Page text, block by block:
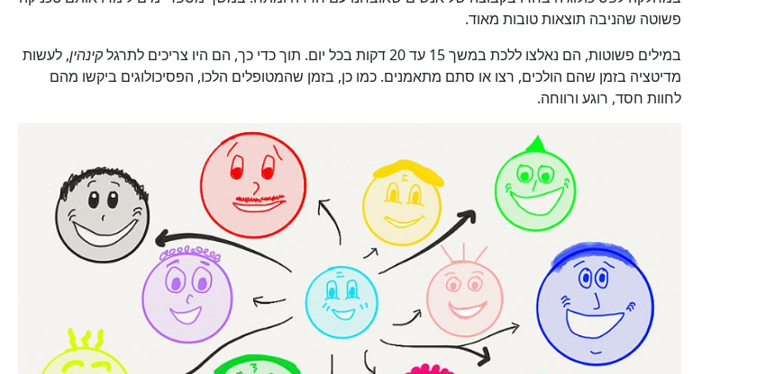
פשוטה שהניבה תוצאות טובות מאוד.
במילים פשוטות, הם נאלצו ללכת במשך 15 עד 20 דקות בכל יום. תוך כדי כך, הם היו צריכים לתרגל
קינהין, לעשות
מדיטציה בזמן שהם הולכים, רצו או סתם מתאמנים. כמו כן, בזמן שהמטופלים הלכו, הפסיכולוגים ביקשו מהם
לחוות חסד, רוגע ורווחה.